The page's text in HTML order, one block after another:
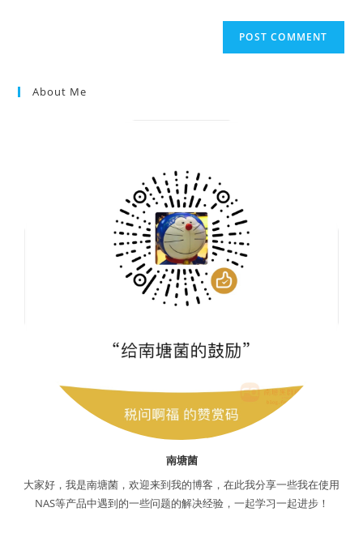
About Me
南塘菌
大家好，我是南塘菌，欢迎来到我的博客，在此我分享一些我在使用
NAS等产品中遇到的一些问题的解决经验，一起学习一起进步！